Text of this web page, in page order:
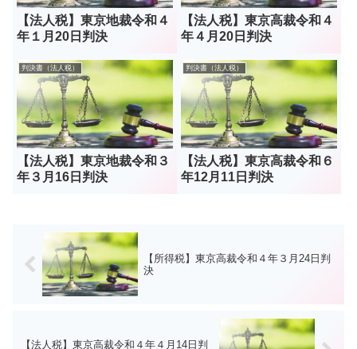
【法人税】東京地裁令和４
年１月20日判決
【法人税】東京高裁令和４
年４月20日判決
判決書（法人税）
【法人税】東京地裁令和３
年３月16日判決
判決書（法人税）
【法人税】東京高裁令和６
年12月11日判決
【所得税】東京高裁令和４年３月24日判
決
【法人税】東京高裁令和４年４月14日判